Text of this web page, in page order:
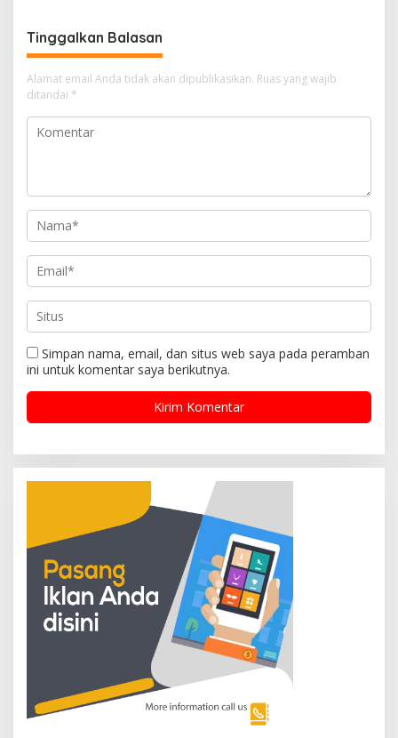
a
s
i
p
o
Tinggalkan Balasan
Alamat email Anda tidak akan dipublikasikan. Ruas yang wajib
ditandai *
Simpan nama, email, dan situs web saya pada peramban
ini untuk komentar saya berikutnya.